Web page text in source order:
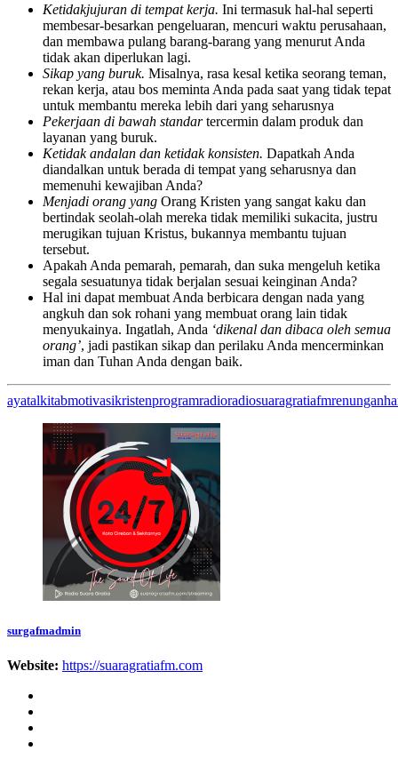
Ketidakjujuran di tempat kerja. Ini termasuk hal-hal seperti
membesar-besarkan pengeluaran, mencuri waktu perusahaan,
dan membawa pulang barang-barang yang menurut Anda
tidak akan diperlukan lagi.
Sikap yang buruk. Misalnya, rasa kesal ketika seorang teman,
rekan kerja, atau bos meminta Anda pada saat yang tidak tepat
untuk membantu mereka lebih dari yang seharusnya
Pekerjaan di bawah standartercermin dalam produk dan
layanan yang buruk.
Ketidak andalan dan ketidak konsisten. Dapatkah Anda
diandalkan untuk berada di tempat yang seharusnya dan
memenuhi kewajiban Anda?
Menjadi orang yang Orang Kristen yang sangat kaku dan
bertindak seolah-olah mereka tidak memiliki sukacita, justru
merugikan tujuan Kristus, bukannya membantu tujuan
tersebut.
Apakah Anda pemarah, pemarah, dan suka mengeluh ketika
segala sesuatunya tidak berjalan sesuai keinginan Anda?
Hal ini dapat membuat Anda berbicara dengan nada yang
angkuh dan sok rohani yang membuat orang lain tidak
menyukainya. Ingatlah, Anda ‘dikenal dan dibaca oleh semua
orang’, jadi pastikan sikap dan perilaku Anda mencerminkan
iman dan Tuhan Anda dengan baik.
ayatalkitabmotivasikristenprogramradioradiosuaragratiafm
surgafmadmin
Website: https://suaragratiafm.com